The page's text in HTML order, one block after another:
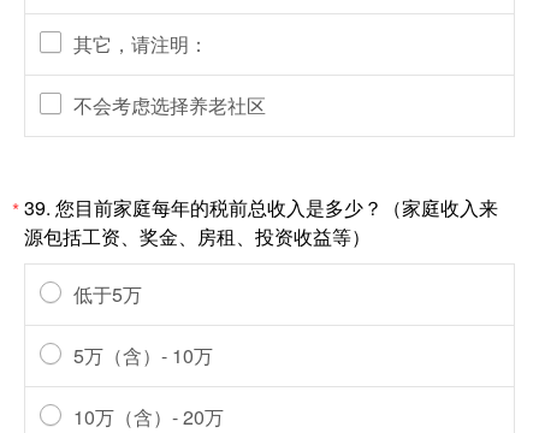
其它，请注明：
不会考虑选择养老社区
*39. 您目前家庭每年的税前总收入是多少？（家庭收入来
源包括工资、奖金、房租、投资收益等）
低于5万
5万（含）- 10万
10万（含）- 20万